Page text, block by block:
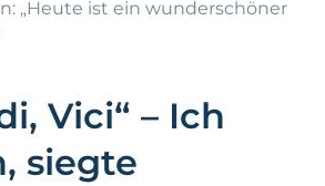
„Heute ist ein wunderschöner
Vici“ – Ich
siegte